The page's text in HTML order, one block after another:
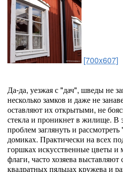
[700x607]
Да-да, уезжая с "дач", шведы не
несколько замков и даже не
оставляют их открытыми, не
стекла и проникнет в жилище. В
проблем заглянуть и
домиках. Практически на всех
горшках искусственные цветы и
флаги, часто хозяева
квадратных пяльцах кружева и